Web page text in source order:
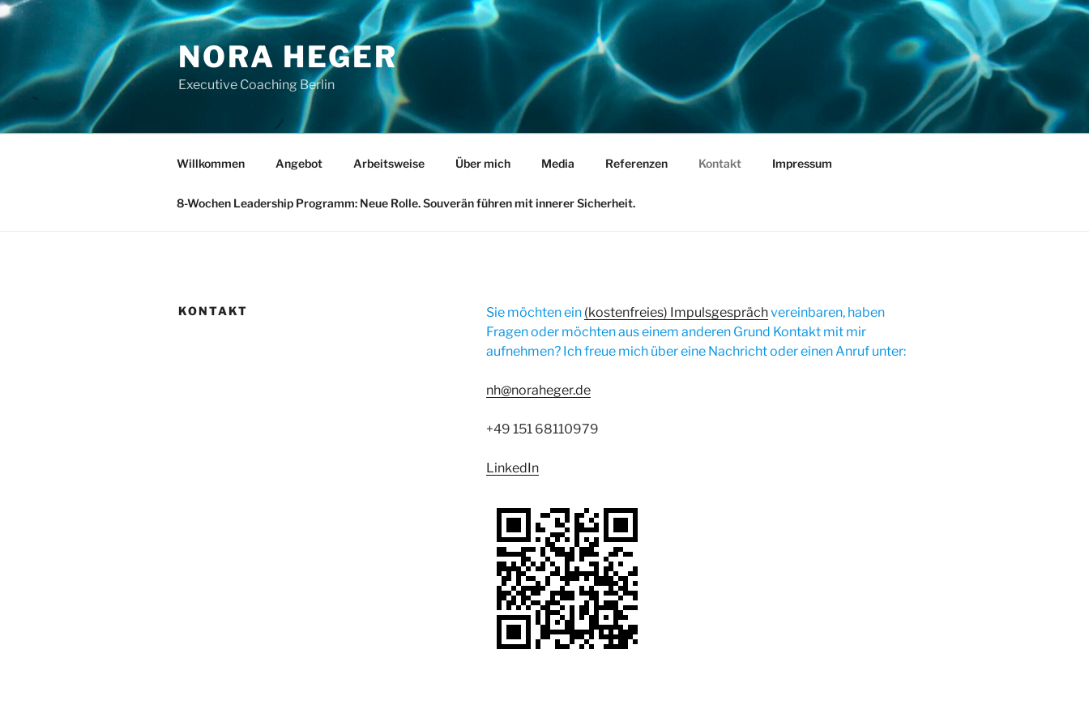
Zum
Inhalt
NORA HEGER
Executive Coaching Berlin
Willkommen Angebot Arbeitsweise Über mich Media Referenzen Kontakt Impressum
8-Wochen Leadership Programm: Neue Rolle. Souverän führen mit innerer Sicherheit.
KONTAKT Sie möchten ein (kostenfreies) Impulsgesprächvereinbaren, haben
Fragen oder möchten aus einem anderen Grund Kontakt mit mir
aufnehmen? Ich freue mich über eine Nachricht oder einen Anruf unter:
nh@noraheger.de
+49 151 68110979
LinkedIn